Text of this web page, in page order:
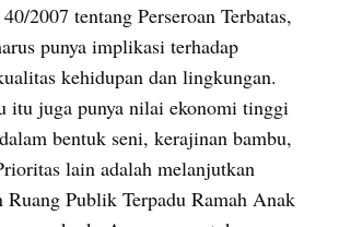
2007 tentang Perseroan Terbatas,
punya implikasi terhadap
kehidupan dan lingkungan.
itu juga punya nilai ekonomi tinggi
bentuk seni, kerajinan bambu,
lain adalah melanjutkan
Ruang Publik Terpadu Ramah Anak